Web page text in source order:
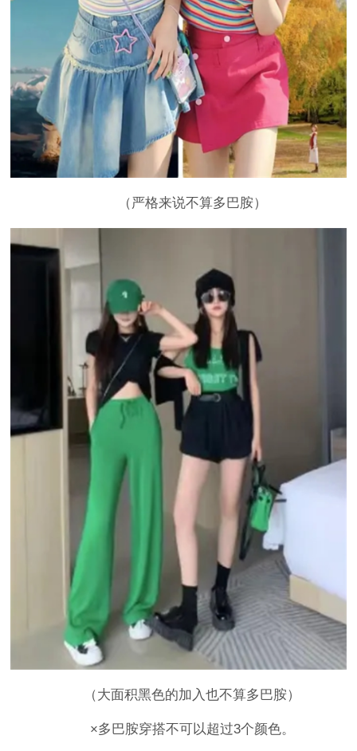
（严格来说不算多巴胺）
（大面积黑色的加入也不算多巴胺）
×多巴胺穿搭不可以超过3个颜色。